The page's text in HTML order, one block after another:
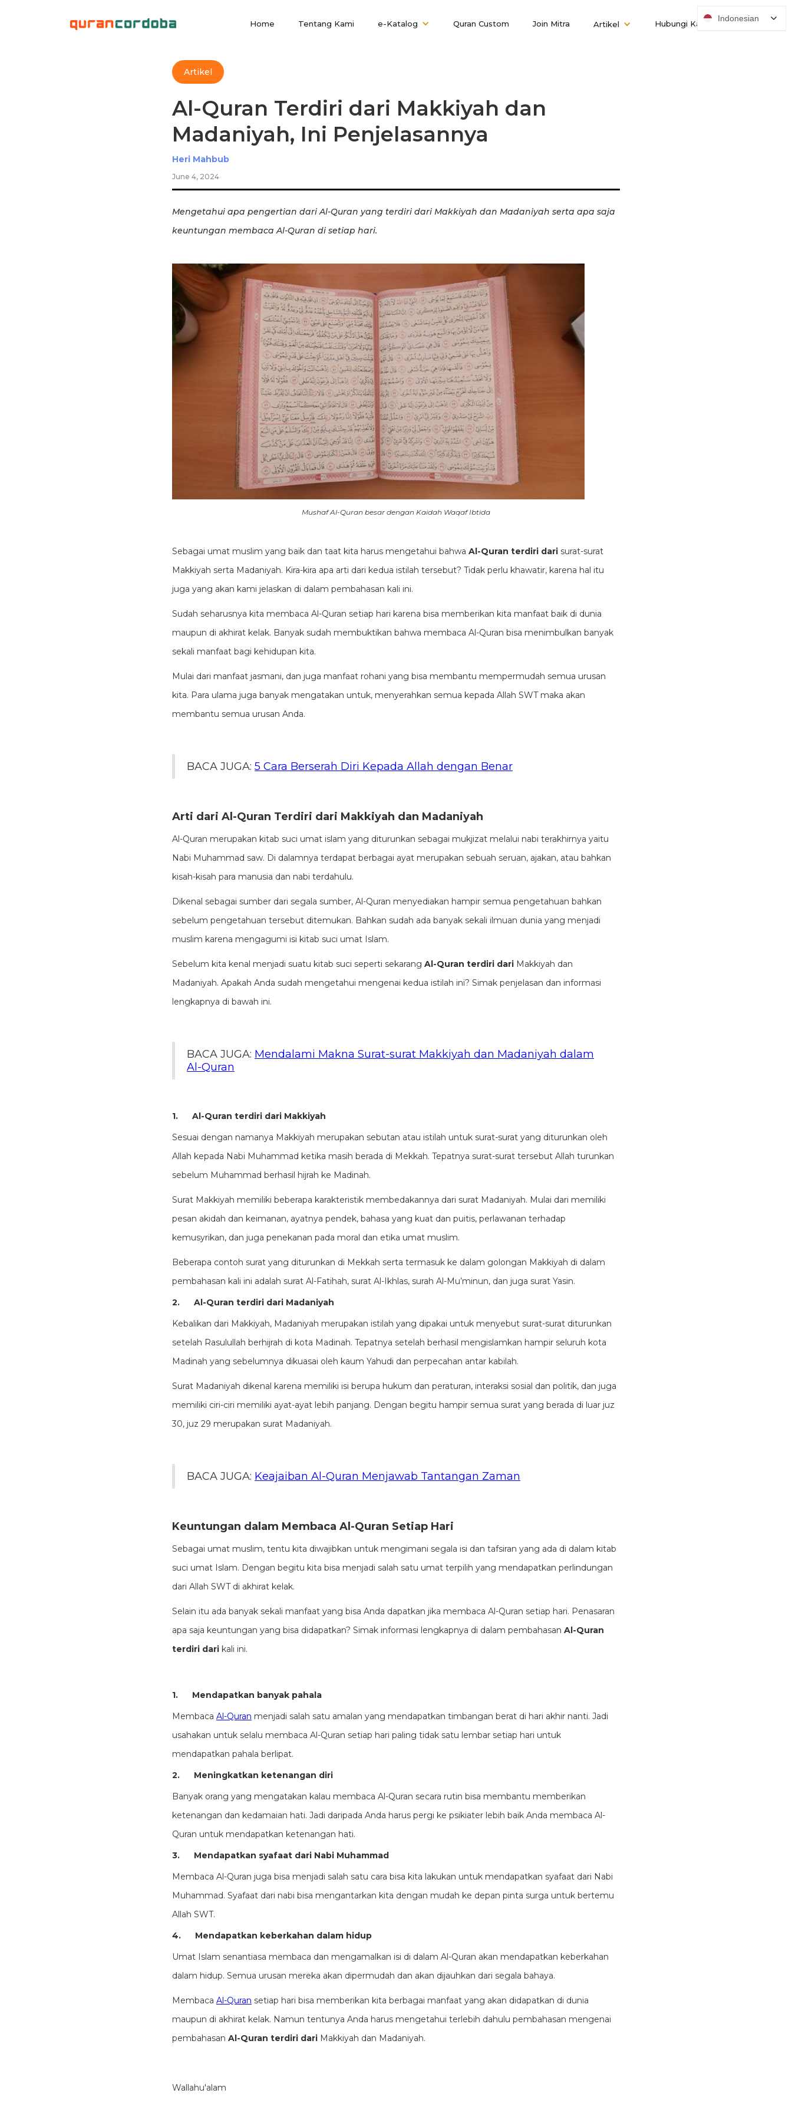
Home Tentang Kami e-Katalog Quran Custom Join Mitra Artikel Hubungi Kami
Artikel
Al-Quran Terdiri dari Makkiyah dan
Madaniyah, Ini Penjelasannya
Heri Mahbub
June 4, 2024
Mengetahui apa pengertian dari Al-Quran yang terdiri dari Makkiyah dan Madaniyah serta apa saja
keuntungan membaca Al-Quran di setiap hari.
Mushaf Al-Quran besar dengan Kaidah Waqaf Ibtida
Sebagai umat muslim yang baik dan taat kita harus mengetahui bahwa Al-Quran terdiri dari surat-surat
Makkiyah serta Madaniyah. Kira-kira apa arti dari kedua istilah tersebut? Tidak perlu khawatir, karena hal itu
juga yang akan kami jelaskan di dalam pembahasan kali ini.
Sudah seharusnya kita membaca Al-Quran setiap hari karena bisa memberikan kita manfaat baik di dunia
maupun di akhirat kelak. Banyak sudah membuktikan bahwa membaca Al-Quran bisa menimbulkan banyak
sekali manfaat bagi kehidupan kita.
Mulai dari manfaat jasmani, dan juga manfaat rohani yang bisa membantu mempermudah semua urusan
kita. Para ulama juga banyak mengatakan untuk, menyerahkan semua kepada Allah SWT maka akan
membantu semua urusan Anda.
BACA JUGA: 5 Cara Berserah Diri Kepada Allah dengan Benar
Arti dari Al-Quran Terdiri dari Makkiyah dan Madaniyah
Al-Quran merupakan kitab suci umat islam yang diturunkan sebagai mukjizat melalui nabi terakhirnya yaitu
Nabi Muhammad saw. Di dalamnya terdapat berbagai ayat merupakan sebuah seruan, ajakan, atau bahkan
kisah-kisah para manusia dan nabi terdahulu.
Dikenal sebagai sumber dari segala sumber, Al-Quran menyediakan hampir semua pengetahuan bahkan
sebelum pengetahuan tersebut ditemukan. Bahkan sudah ada banyak sekali ilmuan dunia yang menjadi
muslim karena mengagumi isi kitab suci umat Islam.
Sebelum kita kenal menjadi suatu kitab suci seperti sekarang Al-Quran terdiri dari Makkiyah dan
Madaniyah. Apakah Anda sudah mengetahui mengenai kedua istilah ini? Simak penjelasan dan informasi
lengkapnya di bawah ini.
BACA JUGA: Mendalami Makna Surat-surat Makkiyah dan Madaniyah dalam
Al-Quran
1.
Al-Quran terdiri dari Makkiyah
Sesuai dengan namanya Makkiyah merupakan sebutan atau istilah untuk surat-surat yang diturunkan oleh
Allah kepada Nabi Muhammad ketika masih berada di Mekkah. Tepatnya surat-surat tersebut Allah turunkan
sebelum Muhammad berhasil hijrah ke Madinah.
Surat Makkiyah memiliki beberapa karakteristik membedakannya dari surat Madaniyah. Mulai dari memiliki
pesan akidah dan keimanan, ayatnya pendek, bahasa yang kuat dan puitis, perlawanan terhadap
kemusyrikan, dan juga penekanan pada moral dan etika umat muslim.
Beberapa contoh surat yang diturunkan di Mekkah serta termasuk ke dalam golongan Makkiyah di dalam
pembahasan kali ini adalah surat Al-Fatihah, surat Al-Ikhlas, surah Al-Mu’minun, dan juga surat Yasin.
2.
Al-Quran terdiri dari Madaniyah
Kebalikan dari Makkiyah, Madaniyah merupakan istilah yang dipakai untuk menyebut surat-surat diturunkan
setelah Rasulullah berhijrah di kota Madinah. Tepatnya setelah berhasil mengislamkan hampir seluruh kota
Madinah yang sebelumnya dikuasai oleh kaum Yahudi dan perpecahan antar kabilah.
Surat Madaniyah dikenal karena memiliki isi berupa hukum dan peraturan, interaksi sosial dan politik, dan juga
memiliki ciri-ciri memiliki ayat-ayat lebih panjang. Dengan begitu hampir semua surat yang berada di luar juz
30, juz 29 merupakan surat Madaniyah.
BACA JUGA: Keajaiban Al-Quran Menjawab Tantangan Zaman
Keuntungan dalam Membaca Al-Quran Setiap Hari
Sebagai umat muslim, tentu kita diwajibkan untuk mengimani segala isi dan tafsiran yang ada di dalam kitab
suci umat Islam. Dengan begitu kita bisa menjadi salah satu umat terpilih yang mendapatkan perlindungan
dari Allah SWT di akhirat kelak.
Selain itu ada banyak sekali manfaat yang bisa Anda dapatkan jika membaca Al-Quran setiap hari. Penasaran
apa saja keuntungan yang bisa didapatkan? Simak informasi lengkapnya di dalam pembahasan Al-Quran
terdiri dari kali ini.
1.
Mendapatkan banyak pahala
Membaca Al-Quran menjadi salah satu amalan yang mendapatkan timbangan berat di hari akhir nanti. Jadi
usahakan untuk selalu membaca Al-Quran setiap hari paling tidak satu lembar setiap hari untuk
mendapatkan pahala berlipat.
2.
Meningkatkan ketenangan diri
Banyak orang yang mengatakan kalau membaca Al-Quran secara rutin bisa membantu memberikan
ketenangan dan kedamaian hati. Jadi daripada Anda harus pergi ke psikiater lebih baik Anda membaca Al-
Quran untuk mendapatkan ketenangan hati.
3.
Mendapatkan syafaat dari Nabi Muhammad
Membaca Al-Quran juga bisa menjadi salah satu cara bisa kita lakukan untuk mendapatkan syafaat dari Nabi
Muhammad. Syafaat dari nabi bisa mengantarkan kita dengan mudah ke depan pinta surga untuk bertemu
Allah SWT.
4.
Mendapatkan keberkahan dalam hidup
Umat Islam senantiasa membaca dan mengamalkan isi di dalam Al-Quran akan mendapatkan keberkahan
dalam hidup. Semua urusan mereka akan dipermudah dan akan dijauhkan dari segala bahaya.
Membaca Al-Quran setiap hari bisa memberikan kita berbagai manfaat yang akan didapatkan di dunia
maupun di akhirat kelak. Namun tentunya Anda harus mengetahui terlebih dahulu pembahasan mengenai
pembahasan Al-Quran terdiri dari Makkiyah dan Madaniyah.
Wallahu'alam
Indonesian